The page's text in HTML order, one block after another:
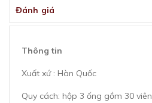
Đánh giá
Thông tin
Xuất xứ : Hàn Quốc
Quy cách: hộp 3 ống gồm 30 viên